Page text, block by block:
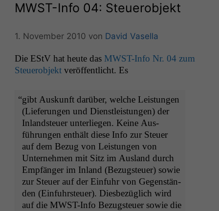
MWST-Info 04: Steuerobjekt
1. November 2010 von David Vasella
Die EStV hat heute das MWST-Info Nr. 04 zum
Steuer­ob­jekt veröf­fentlicht. Es
“gibt Auskun­ft darüber, welche Leis­tun­gen
(Liefer­un­gen und Dien­stleis­tun­gen) der
Inland­s­teuer unter­liegen. Keine Aus­
führun­gen enthält diese Info zur Steuer
auf dem Bezug von Leis­tun­gen von
Unternehmen mit Sitz im Aus­land durch
Empfänger im Inland (Bezug­s­teuer) sowie
zur Steuer auf der Ein­fuhr von Gegen­stän­
den (Ein­fuhrs­teuer). Dies­bezüglich wird
auf die MWST-Info Bezug­s­teuer sowie die